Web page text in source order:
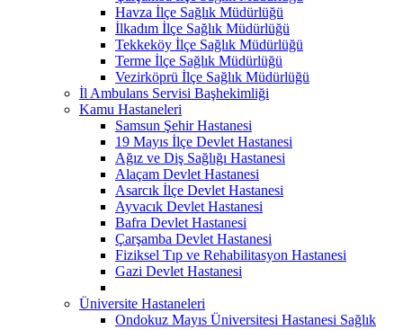
Havza İlçe Sağlık Müdürlüğü
İlkadım İlçe Sağlık Müdürlüğü
Tekkeköy İlçe Sağlık Müdürlüğü
Terme İlçe Sağlık Müdürlüğü
Vezirköprü İlçe Sağlık Müdürlüğü
İl Ambulans Servisi Başhekimliği
Kamu Hastaneleri
Samsun Şehir Hastanesi
19 Mayıs İlçe Devlet Hastanesi
Ağız ve Diş Sağlığı Hastanesi
Alaçam Devlet Hastanesi
Asarcık İlçe Devlet Hastanesi
Ayvacık Devlet Hastanesi
Bafra Devlet Hastanesi
Çarşamba Devlet Hastanesi
Fiziksel Tıp ve Rehabilitasyon Hastanesi
Gazi Devlet Hastanesi
Üniversite Hastaneleri
Ondokuz Mayıs Üniversitesi Hastanesi Sağlık